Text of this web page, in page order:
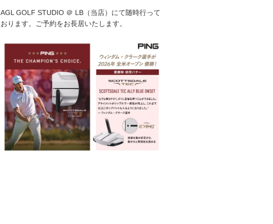
AGL GOLF STUDIO ＠ LB（当店）にて随時行って
おります。ご予約をお長居いたします。